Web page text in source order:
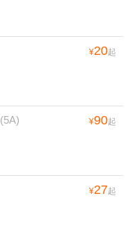
¥20起
(5A) ¥90起
¥27起